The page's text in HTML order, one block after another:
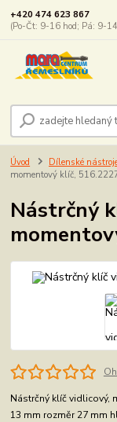
+420 474 623 867
(Po-Čt: 9-16 hod; Pá: 9-
Úvod Dílenské
momentový klíč,
Nástrčný
Nástrčný klíč vidlicový,
13 mm rozměr 27 mm